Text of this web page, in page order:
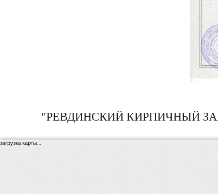
"РЕВДИНСКИЙ КИРПИЧНЫЙ
загрузка карты...